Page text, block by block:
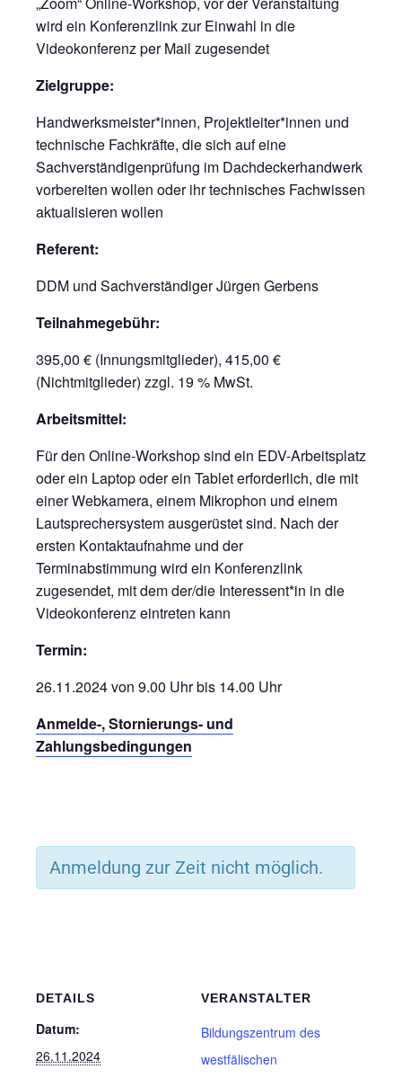
wird ein Konferenzlink zur Einwahl in die
Videokonferenz per Mail zugesendet
Zielgruppe:
Handwerksmeister*innen, Projektleiter*innen und
technische Fachkräfte, die sich auf eine
Sachverständigenprüfung im Dachdeckerhandwerk
vorbereiten wollen oder ihr technisches Fachwissen
aktualisieren wollen
Referent:
DDM und Sachverständiger Jürgen Gerbens
Teilnahmegebühr:
395,00 € (Innungsmitglieder), 415,00 €
(Nichtmitglieder) zzgl. 19 % MwSt.
Arbeitsmittel:
Für den Online-Workshop sind ein EDV-Arbeitsplatz
oder ein Laptop oder ein Tablet erforderlich, die mit
einer Webkamera, einem Mikrophon und einem
Lautsprechersystem ausgerüstet sind. Nach der
ersten Kontaktaufnahme und der
Terminabstimmung wird ein Konferenzlink
zugesendet, mit dem der/die Interessent*in in die
Videokonferenz eintreten kann
Termin:
26.11.2024 von 9.00 Uhr bis 14.00 Uhr
Anmelde-, Stornierungs- und
Zahlungsbedingungen
Anmeldung zur Zeit nicht möglich.
DETAILS
Datum:
26.11.2024
VERANSTALTER
Bildungszentrum des
westfälischen